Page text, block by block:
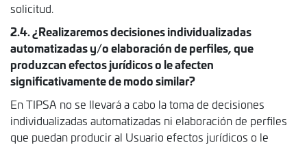
solicitud.
2.4. ¿Realizaremos decisiones individualizadas
automatizadas y/o elaboración de perfiles, que
produzcan efectos jurídicos o le afecten
significativamente de modo similar?
En TIPSA no se llevará a cabo la toma de decisiones
individualizadas automatizadas ni elaboración de perfiles
que puedan producir al Usuario efectos jurídicos o le